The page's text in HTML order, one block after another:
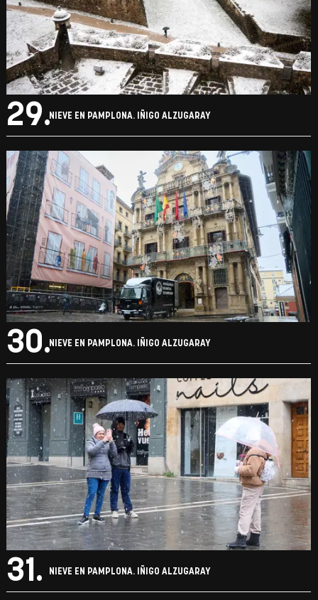
29.NIEVE EN PAMPLONA. IÑIGO ALZUGARAY
30.NIEVE EN PAMPLONA. IÑIGO ALZUGARAY
31. NIEVE EN PAMPLONA. IÑIGO ALZUGARAY